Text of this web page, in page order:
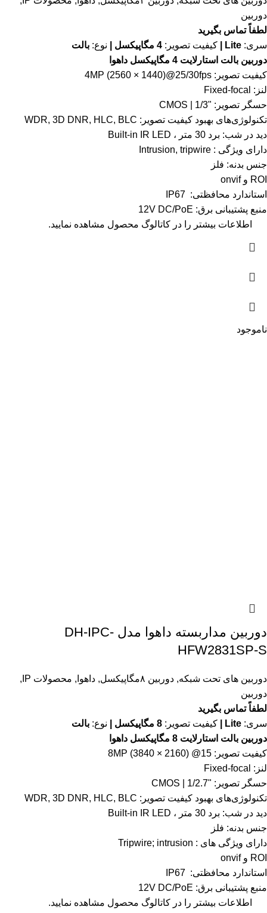
دوربین
لطفاً تماس بگیرید
سری: Lite | کیفیت تصویر: نوع: بالت
دوربین بالت استارلایت 4 مگاپیکسل داهوا
کیفیت تصویر: 4MP (2560 × 1440)@25/30fps
لنز: Fixed-focal
حسگر تصویر: "1/3 | CMOS
تکنولوژی‌های بهبود کیفیت تصویر: WDR, 3D DNR, HLC, BLC
دید در شب: برد 30 متر ، Built-in IR LED
دارای ویژگی : Intrusion, tripwire
جنس بدنه: فلز
ROI و onvif
استاندارد محافظتی: IP67
منبع پشتیبانی برق: 12V DC/PoE
اطلاعات بیشتر را در کاتالوگ محصول مشاهده نمایید.
ناموجود
دوربین مداربسته داهوا مدل DH-IPC-
HFW2831SP-S
دوربین های تحت شبکه, دوربین ۸مگاپیکسل , داهوا , محصولات IP
,
دوربین
لطفاً تماس بگیرید
سری: Lite | کیفیت تصویر: نوع: بالت
دوربین بالت استارلایت 8 مگاپیکسل داهوا
کیفیت تصویر: 8MP (3840 × 2160) @15
لنز: Fixed-focal
حسگر تصویر: "1/2.7 | CMOS
تکنولوژی‌های بهبود کیفیت تصویر: WDR, 3D DNR, HLC, BLC
دید در شب: برد 30 متر ، Built-in IR LED
جنس بدنه: فلز
دارای ویژگی های : Tripwire; intrusion
ROI و onvif
استاندارد محافظتی: IP67
منبع پشتیبانی برق: 12V DC/PoE
اطلاعات بیشتر را در کاتالوگ محصول مشاهده نمایید.